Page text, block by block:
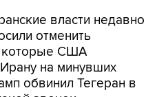
власти недавно
отменить
которые США
на минувших
обвинил Тегеран в